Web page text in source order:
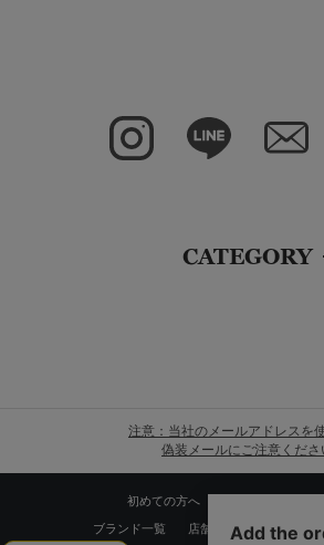
CATEGORY
注意：当社のメールアドレスを
偽装メールにご注意くださ
初めての方へ
ブランド一覧 店舗検索 企業情報